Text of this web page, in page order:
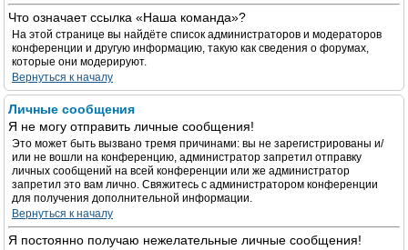
Что означает ссылка «Наша команда»?
На этой странице вы найдёте список администраторов и модераторов
конференции и другую информацию, такую как сведения о форумах,
которые они модерируют.
Вернуться к началу
Личные сообщения
Я не могу отправить личные сообщения!
Это может быть вызвано тремя причинами: вы не зарегистрированы и/
или не вошли на конференцию, администратор запретил отправку
личных сообщений на всей конференции или же администратор
запретил это вам лично. Свяжитесь с администратором конференции
для получения дополнительной информации.
Вернуться к началу
Я постоянно получаю нежелательные личные сообщения!